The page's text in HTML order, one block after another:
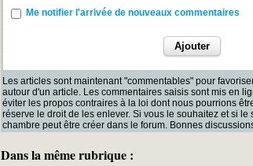
Me notifier l'arrivée de nouveaux commentaires
Les articles sont maintenant "commentables" pour
autour d'un article. Les commentaires saisis sont mis en
éviter les propos contraires à la loi dont nous pourrions
réserve le droit de les enlever. Si vous le souhaitez et si le
chambre peut être créer dans le forum. Bonnes
Dans la même rubrique :